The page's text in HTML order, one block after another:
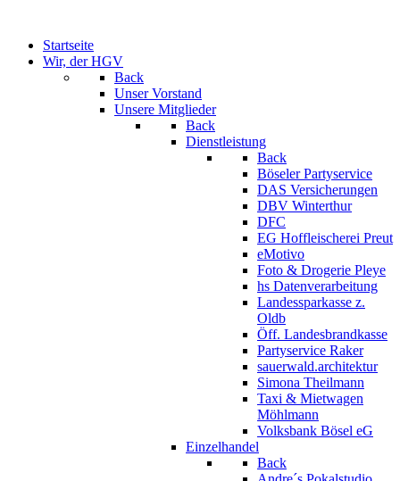
Startseite
Wir, der HGV
Back
Unser Vorstand
Unsere Mitglieder
Back
Dienstleistung
Back
Böseler Partyservice
DAS Versicherungen
DBV Winterthur
DFC
EG Hoffleischerei Preut
eMotivo
Foto & Drogerie Pleye
hs Datenverarbeitung
Landessparkasse z.
Oldb
Öff. Landesbrandkasse
Partyservice Raker
sauerwald.architektur
Simona Theilmann
Taxi & Mietwagen
Möhlmann
Volksbank Bösel eG
Einzelhandel
Back